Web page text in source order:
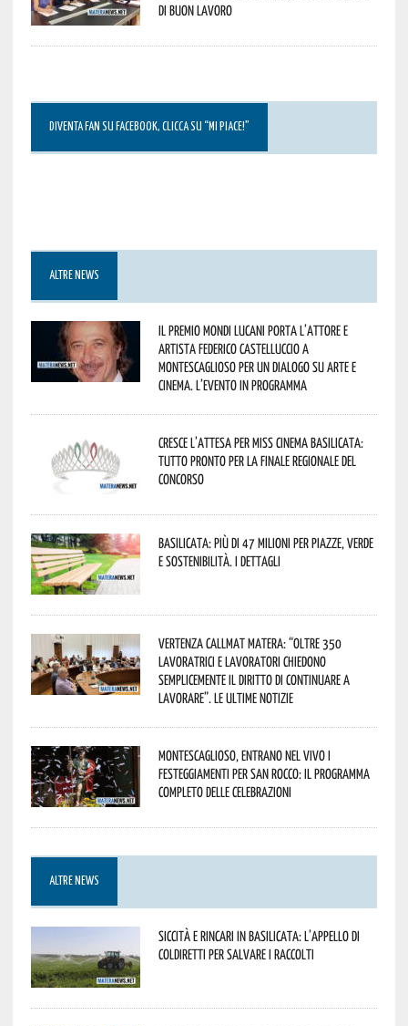
di buon lavoro
DIVENTA FAN SU FACEBOOK, CLICCA SU “MI PIACE!”
ALTRE NEWS
Il Premio Mondi Lucani porta l’attore e
artista Federico Castelluccio a
Montescaglioso per un dialogo su arte e
cinema. L’evento in programma
Cresce l’attesa per Miss Cinema Basilicata:
tutto pronto per la finale regionale del
concorso
Basilicata: più di 47 milioni per piazze, verde
e sostenibilità. I dettagli
Vertenza CallMat Matera: “Oltre 350
lavoratrici e lavoratori chiedono
semplicemente il diritto di continuare a
lavorare”. Le ultime notizie
Montescaglioso, entrano nel vivo i
festeggiamenti per San Rocco: il programma
completo delle celebrazioni
ALTRE NEWS
Siccità e rincari in Basilicata: l’appello di
Coldiretti per salvare i raccolti